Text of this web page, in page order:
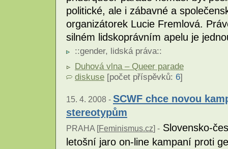
politické, ale i zábavné a
organizátorek Lucie Fremlová.
silném lidskoprávním apelu je
::gender, lidská práva::
Duhová vlna – Queer parade
diskuse [počet příspěvků: 6]
15. 4. 2008 - SCWF chce novou
stereotypům
PRAHA [Feminismus.cz] - Slovensko-
letošní jaro on-line kampaní proti